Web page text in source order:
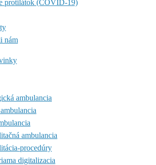
protilátok (COVID-19)
nám
ambulancia
ambulancia
procedúry
digitalizacia